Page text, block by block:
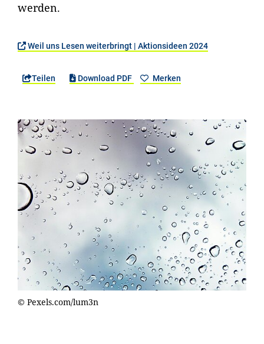
werden.
Weil uns Lesen weiterbringt | Aktionsideen 2024
Teilen Download PDF Merken
© Pexels.com/lum3n